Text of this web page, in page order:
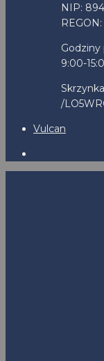
NIP:
Godziny
9:00-
/
Vulcan